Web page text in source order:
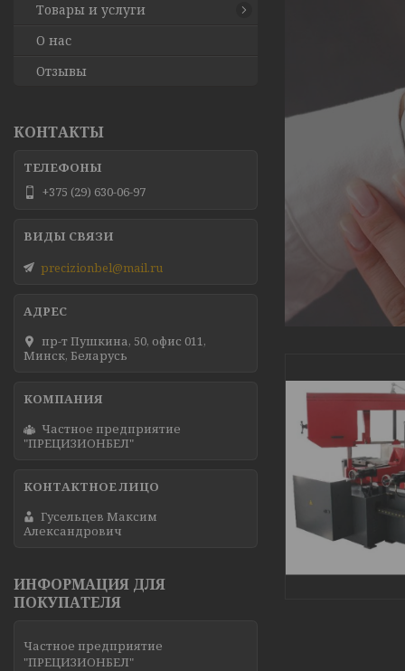
Товары и услуги
О нас
Отзывы
КОНТАКТЫ
+375 (29) 630-06-97
precizionbel@mail.ru
пр-т Пушкина, 50, офис 011,
Минск, Беларусь
Частное предприятие
"ПРЕЦИЗИОНБЕЛ"
Гусельцев Максим
Александрович
ИНФОРМАЦИЯ ДЛЯ
ПОКУПАТЕЛЯ
Частное предприятие
"ПРЕЦИЗИОНБЕЛ"